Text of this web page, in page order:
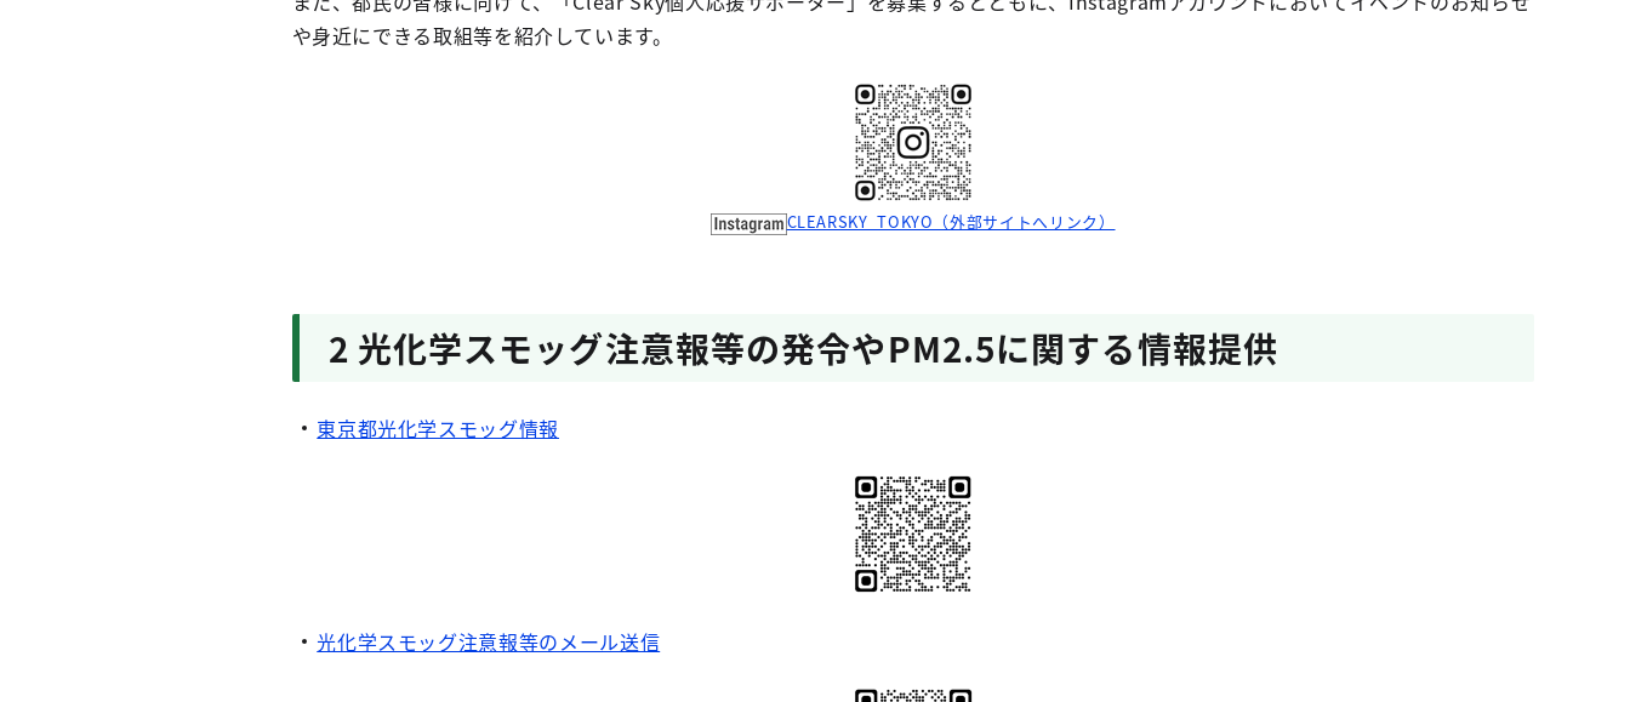
や身近にできる取組等を紹介しています。
CLEARSKY_TOKYO（外部サイトへリンク）
2 光化学スモッグ注意報等の発令やPM2.5に関する情報提供
東京都光化学スモッグ情報
光化学スモッグ注意報等のメール送信